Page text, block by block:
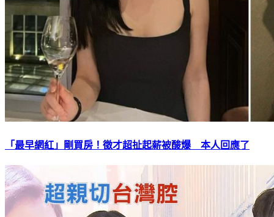
「最早網紅」剛買房！徵才超扯起薪被酸爆 本人回應了